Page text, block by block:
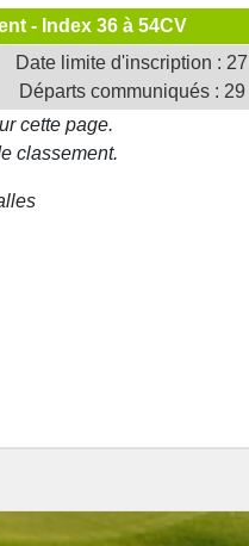
- Index 36 à 54CV
Date limite d'inscription :
Départs communiqués : 29
cette page.
classement.